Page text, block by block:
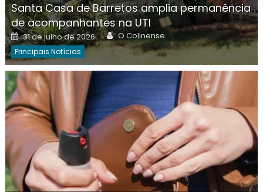
Santa Casa de Barretos amplia permanência
de acompanhantes na UTI
Posted
on
31 de julho de 2026 Author
O Colinense
Principais Notícias